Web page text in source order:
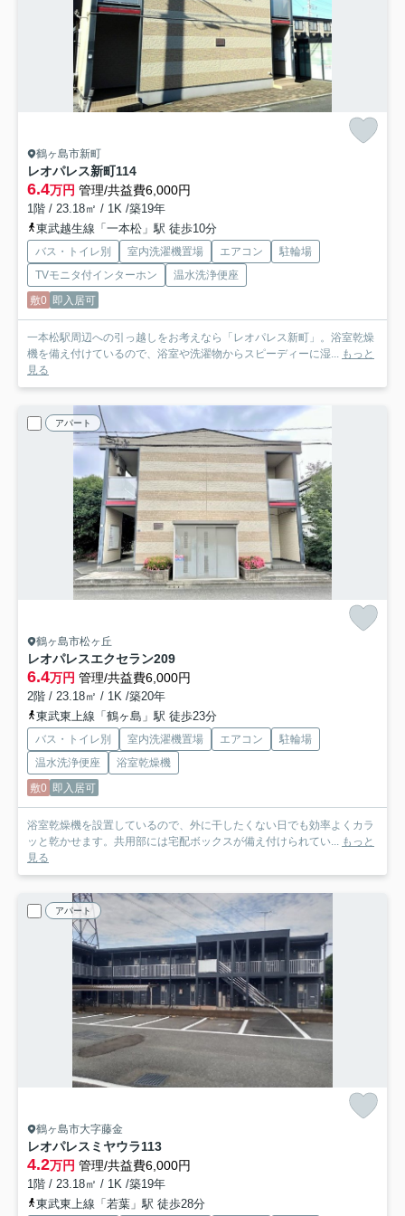
鶴ヶ島市新町
レオパレス新町114
6.4万円 管理/共益費6,000円
1階 / 23.18㎡ / 1K /築19年
東武越生線「一本松」駅 徒歩10分
バス・トイレ別 室内洗濯機置場 エアコン
駐輪場
TVモニタ付インターホン
温水洗浄便座
敷0 即入居可
一本松駅周辺への引っ越しをお考えなら「レオパレス新町」。浴室乾燥
機を備え付けているので、浴室や洗濯物からスピーディーに湿... もっと
見る
アパート
鶴ヶ島市松ヶ丘
レオパレスエクセラン209
6.4万円 管理/共益費6,000円
2階 / 23.18㎡ / 1K /築20年
東武東上線「鶴ヶ島」駅 徒歩23分
バス・トイレ別 室内洗濯機置場 エアコン
駐輪場
温水洗浄便座
浴室乾燥機
敷0 即入居可
浴室乾燥機を設置しているので、外に干したくない日でも効率よくカラ
ッと乾かせます。共用部には宅配ボックスが備え付けられてい... もっと
見る
アパート
鶴ヶ島市大字藤金
レオパレスミヤウラ113
4.2万円 管理/共益費6,000円
1階 / 23.18㎡ / 1K /築19年
東武東上線「若葉」駅 徒歩28分